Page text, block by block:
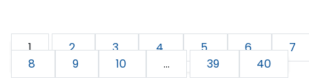
1 2 3 4 5 6
7
8
9 10 ... 39 40